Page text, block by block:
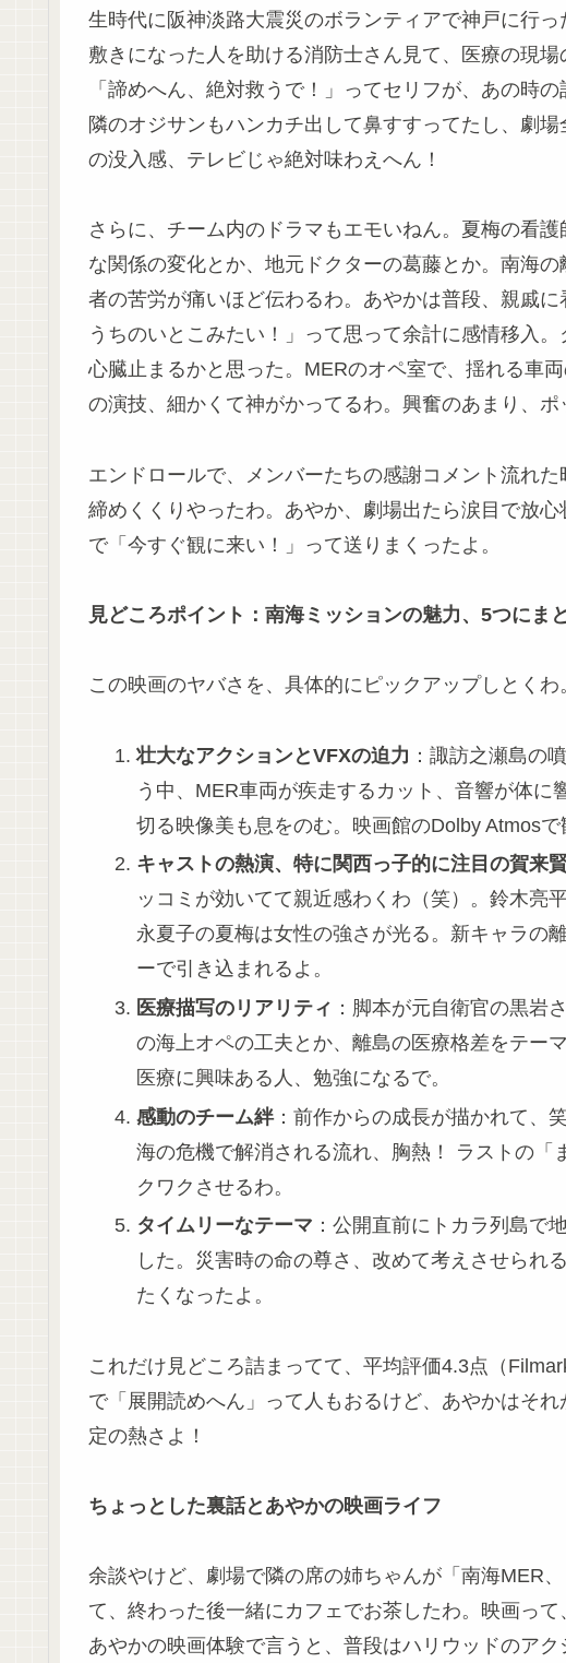
生時代に阪神淡路大震災のボランティアで神戸に行
敷きになった人を助ける消防士さん見て、医療の現
「諦めへん、絶対救うで！」ってセリフが、あの時
隣のオジサンもハンカチ出して鼻すすってたし、劇
の没入感、テレビじゃ絶対味わえへん！
さらに、チーム内のドラマもエモいねん。夏梅の看
な関係の変化とか、地元ドクターの葛藤とか。南海
者の苦労が痛いほど伝わるわ。あやかは普段、親戚に
うちのいとこみたい！」って思って余計に感情移入
心臓止まるかと思った。MERのオペ室で、揺れる車
の演技、細かくて神がかってるわ。興奮のあまり、ポ
エンドロールで、メンバーたちの感謝コメント流れ
締めくくりやったわ。あやか、劇場出たら涙目で放
で「今すぐ観に来い！」って送りまくったよ。
見どころポイント：南海ミッションの魅力、5つにま
この映画のヤバさを、具体的にピックアップしとくわ
壮大なアクションとVFXの迫力 ：諏訪之瀬島の
う中、MER車両が疾走するカット、音響が体
切る映像美も息をのむ。映画館のDolby Atmosで
キャストの熱演、特に関西っ子的に注目の賀来
ッコミが効いてて親近感わくわ（笑）。鈴木亮
永夏子の夏梅は女性の強さが光る。新キャラの
ーで引き込まれるよ。
医療描写のリアリティ ：脚本が元自衛官の黒岩
の海上オペの工夫とか、離島の医療格差をテー
医療に興味ある人、勉強になるで。
感動のチーム絆：前作からの成長が描かれて、
海の危機で解消される流れ、胸熱！ ラストの「
クワクさせるわ。
タイムリーなテーマ ：公開直前にトカラ列島で
した。災害時の命の尊さ、改めて考えさせられ
たくなったよ。
これだけ見どころ詰まってて、平均評価4.3点（
で「展開読めへん」って人もおるけど、あやかはそ
定の熱さよ！
ちょっとした裏話とあやかの映画ライフ
余談やけど、劇場で隣の席の姉ちゃんが「南海MER
て、終わった後一緒にカフェでお茶したわ。映画っ
あやかの映画体験で言うと、普段はハリウッドのア